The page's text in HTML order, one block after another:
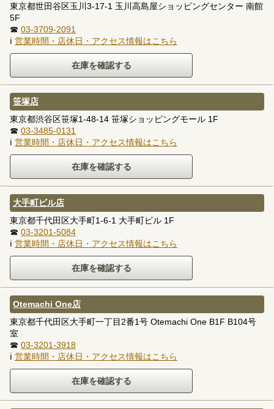
東京都世田谷区玉川3-17-1 玉川高島屋ショッピングセンター 南館
5F
☎ 03-3709-2091
ℹ 営業時間・店休日・アクセス情報はこちら
笹塚店
東京都渋谷区笹塚1-48-14 笹塚ショッピングモール 1F
☎ 03-3485-0131
ℹ 営業時間・店休日・アクセス情報はこちら
大手町ビル店
東京都千代田区大手町1-6-1 大手町ビル 1F
☎ 03-3201-5084
ℹ 営業時間・店休日・アクセス情報はこちら
Otemachi One店
東京都千代田区大手町一丁目2番1号 Otemachi One B1F B104号
室
☎ 03-3201-3918
ℹ 営業時間・店休日・アクセス情報はこちら